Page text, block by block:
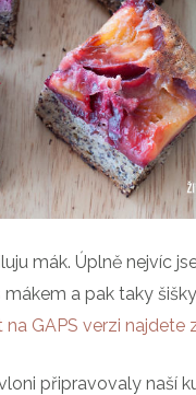
mák. Úplně nejvíc
a pak taky
na GAPS verzi najdete
připravovaly naší